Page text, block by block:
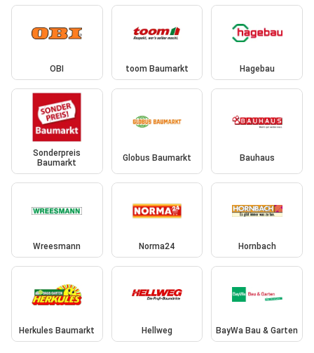
OBI toom Baumarkt Hagebau
Sonderpreis
Baumarkt
Globus Baumarkt Bauhaus
Wreesmann Norma24 Hornbach
Herkules Baumarkt Hellweg BayWa Bau & Garten